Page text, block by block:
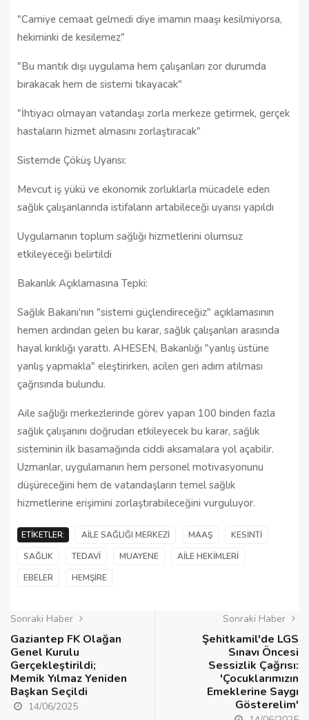
"Camiye cemaat gelmedi diye imamın maaşı kesilmiyorsa,
hekiminki de kesilemez"
"Bu mantık dışı uygulama hem çalışanları zor durumda
bırakacak hem de sistemi tıkayacak"
"İhtiyacı olmayan vatandaşı zorla merkeze getirmek, gerçek
hastaların hizmet almasını zorlaştıracak"
Sistemde Çöküş Uyarısı:
Mevcut iş yükü ve ekonomik zorluklarla mücadele eden
sağlık çalışanlarında istifaların artabileceği uyarısı yapıldı
Uygulamanın toplum sağlığı hizmetlerini olumsuz
etkileyeceği belirtildi
Bakanlık Açıklamasına Tepki:
Sağlık Bakanı'nın "sistemi güçlendireceğiz" açıklamasının
hemen ardından gelen bu karar, sağlık çalışanları arasında
hayal kırıklığı yarattı. AHESEN, Bakanlığı "yanlış üstüne
yanlış yapmakla" eleştirirken, acilen geri adım atılması
çağrısında bulundu.
Aile sağlığı merkezlerinde görev yapan 100 binden fazla
sağlık çalışanını doğrudan etkileyecek bu karar, sağlık
sisteminin ilk basamağında ciddi aksamalara yol açabilir.
Uzmanlar, uygulamanın hem personel motivasyonunu
düşüreceğini hem de vatandaşların temel sağlık
hizmetlerine erişimini zorlaştırabileceğini vurguluyor.
ETIKETLER: AILE SAĞLIĞI MERKEZI MAAŞ
KESINTI
SAĞLIK
TEDAVI MUAYENE
AILE HEKIMLERI
EBELER
HEMŞIRE
Sonraki Haber
Gaziantep FK Olağan
Genel Kurulu
Gerçekleştirildi;
Memik Yılmaz Yeniden
Başkan Seçildi
14/06/2025
Sonraki Haber
Şehitkamil'de LGS
Sınavı Öncesi
Sessizlik Çağrısı:
'Çocuklarımızın
Emeklerine Saygı
Gösterelim'